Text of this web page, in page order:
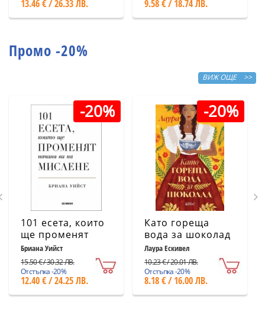
13.46 € / 26.33 ЛВ. 9.58 € / 18.74 ЛВ.
Промо -20%
ВИЖ ОЩЕ >>
-20%
101 есета, които
ще променят
начина ви на
мислене
Бриана Уийст
15.50 € / 30.32 ЛВ.
Отстъпка -20%
12.40 € / 24.25 ЛВ.
-20%
Като гореща
вода за шоколад
(ново издание)
Лаура Ескивел
10.23 € / 20.01 ЛВ.
Отстъпка -20%
8.18 € / 16.00 ЛВ.